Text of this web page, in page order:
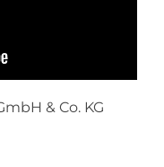
& Co. KG